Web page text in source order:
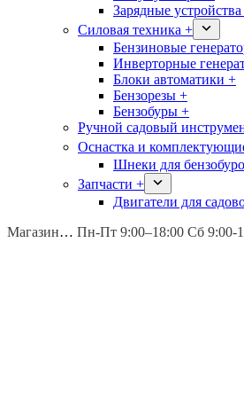
Зарядные
Силовая техника +
Бензиновые
Инверторные
Блоки автоматики +
Бензорезы +
Бензобуры +
Ручной садовый
Оснастка и
Шнеки для
Запчасти +
Двигатели для
Магазины: Калуга ул. Московская
Пн-Пт 9:00–18:00 Сб 9:00-